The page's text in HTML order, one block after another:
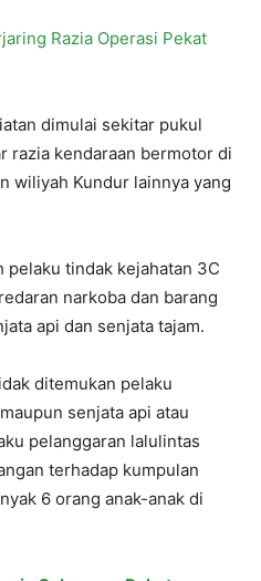
Razia Operasi Pekat
dimulai sekitar pukul
razia kendaraan bermotor di
wiliyah Kundur lainnya yang
pelaku tindak kejahatan 3C
narkoba dan barang
api dan senjata tajam.
ditemukan pelaku
senjata api atau
pelanggaran lalulintas
terhadap kumpulan
6 orang anak-anak di